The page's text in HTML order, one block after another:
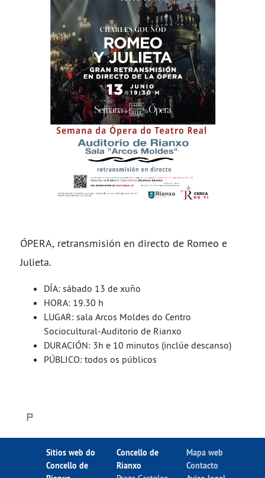
ÓPERA, retransmisión en directo de Romeo e
Julieta.
DÍA: sábado 13 de xuño
HORA: 19.30 h
LUGAR: sala Arcos Moldes do Centro
Sociocultural-Auditorio de Rianxo
DURACIÓN: 3h e 10 minutos (inclúe descanso)
PÚBLICO: todos os públicos
Sitios web do
Concello de
Concello de
Rianxo
Mapa web
Contacto